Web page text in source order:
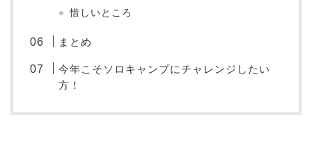
惜しいところ
まとめ
今年こそソロキャンプにチャレンジしたい
方！